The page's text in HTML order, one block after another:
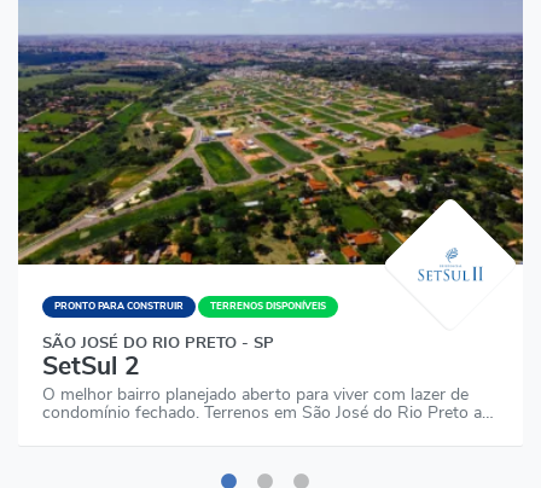
PRONTO PARA CONSTRUIR TERRENOS DISPONÍVEIS
SÃO JOSÉ DO RIO PRETO - SP
SetSul 2
O melhor bairro planejado aberto para viver com lazer de
condomínio fechado. Terrenos em São José do Rio Preto a…